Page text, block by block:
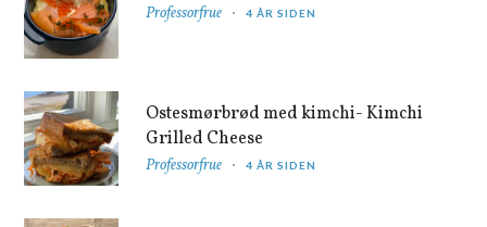
Professorfrue 4 ÅR SIDEN
Ostesmørbrød med kimchi- Kimchi
Grilled Cheese
Professorfrue 4 ÅR SIDEN